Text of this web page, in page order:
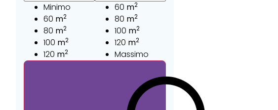
Minimo
60 m2
80 m2
100 m2
120 m2
60 m2
80 m2
100 m2
120 m2
Massimo